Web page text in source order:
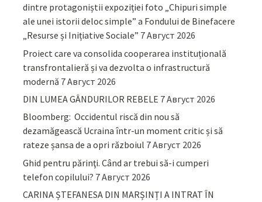
dintre protagoniștii expoziției foto „Chipuri simple
ale unei istorii deloc simple” a Fondului de Binefacere
„Resurse și Inițiative Sociale” 7 Август 2026
Proiect care va consolida cooperarea instituțională
transfrontalieră și va dezvolta o infrastructură
modernă 7 Август 2026
DIN LUMEA GÂNDURILOR REBELE 7 Август 2026
Bloomberg: Occidentul riscă din nou să
dezamăgească Ucraina într-un moment critic și să
rateze șansa de a opri războiul 7 Август 2026
Ghid pentru părinţi. Când ar trebui să-i cumperi
telefon copilului? 7 Август 2026
CARINA ȘTEFANESA DIN MARȘINȚI A INTRAT ÎN